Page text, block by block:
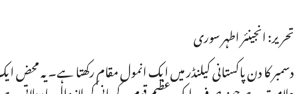
تحریر: انجینئر اطہر سوری